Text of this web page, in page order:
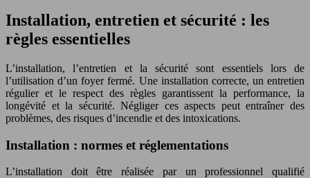
Installation, entretien et sécurité : les
règles essentielles
L’installation, l’entretien et la sécurité sont essentiels lors de
l’utilisation d’un foyer fermé. Une installation correcte, un entretien
régulier et le respect des règles garantissent la performance, la
longévité et la sécurité. Négliger ces aspects peut entraîner des
problèmes, des risques d’incendie et des intoxications.
Installation : normes et réglementations
L’installation doit être réalisée par un professionnel qualifié